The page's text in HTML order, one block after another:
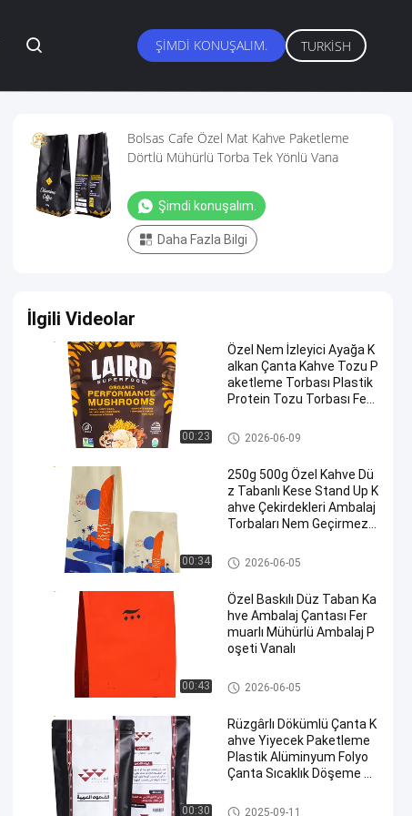
ŞIMDI KONUŞALIM. TURKISH
Bolsas Cafe Özel Mat Kahve Paketleme
Dörtlü Mühürlü Torba Tek Yönlü Vana
Şimdi konuşalım.
Daha Fazla Bilgi
İlgili Videolar
00:23
Özel Nem İzleyici Ayağa K
alkan Çanta Kahve Tozu P
aketleme Torbası Plastik
Protein Tozu Torbası Fer
Kahve Paketleme Torbaları
2026-06-09
00:34
250g 500g Özel Kahve Dü
z Tabanlı Kese Stand Up K
ahve Çekirdekleri Ambalaj
Torbaları Nem Geçirmez F
Kahve Paketleme Torbaları
2026-06-05
00:43
Özel Baskılı Düz Taban Ka
hve Ambalaj Çantası Fer
muarlı Mühürlü Ambalaj P
oşeti Vanalı
Kahve Paketleme Torbaları
2026-06-05
00:30
Rüzgârlı Dökümlü Çanta K
ahve Yiyecek Paketleme
Plastik Alüminyum Folyo
Çanta Sıcaklık Döşeme Ka
Kahve Paketleme Torbaları
2025-09-11